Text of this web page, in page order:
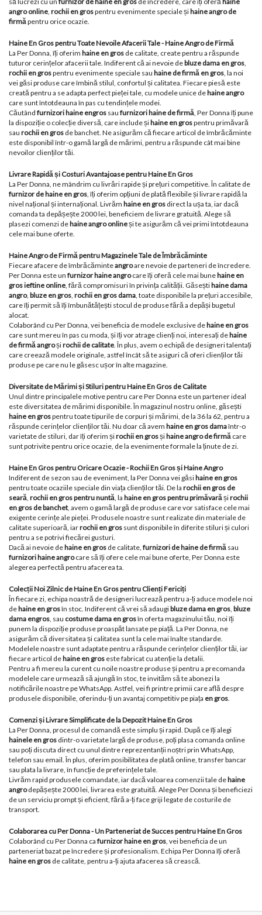
angro online, rochii en grospentru evenimente speciale și haine angro de
firmăpentru orice ocazie.
Haine En Gros pentru Toate Nevoile Afacerii Tale - Haine Angro de Firmă
La Per Donna, îți oferim haine en gros de calitate, create pentru a răspunde
tuturor cerințelor afacerii tale. Indiferent că ai nevoie de bluze dama en gros,
rochii en grospentru evenimente speciale sau haine de firmă en gros, la noi
vei găsi produse care îmbină stilul, confortul și calitatea. Fiecare piesă este
creată pentru a se adapta perfect pieței tale, cu modele unice de haine angro
care sunt întotdeauna în pas cu tendințele modei.
Căutând furnizori haine engros sau furnizori haine de firmă, Per Donna îți pune
la dispoziție o colecție diversă, care include și haine en grospentru primăvară
sau rochii en gros de banchet. Ne asigurăm că fiecare articol de îmbrăcăminte
este disponibil într-o gamă largă de mărimi, pentru a răspunde cât mai bine
nevoilor clienților tăi.
Livrare Rapidă și Costuri Avantajoase pentru Haine En Gros
La Per Donna, ne mândrim cu livrări rapide și prețuri competitive. În calitate de
furnizor de haine en gros, îți oferim opțiuni de plată flexibile și livrare rapidă la
nivel național și internațional. Livrăm haine en gros direct la ușa ta, iar dacă
comanda ta depășește 2000 lei, beneficiem de livrare gratuită. Alege să
plasezi comenzi de haine angro onlineși te asigurăm că vei primi întotdeauna
cele mai bune oferte.
Haine Angro de Firmă pentru Magazinele Tale de Îmbrăcăminte
Fiecare afacere de îmbrăcăminteangroare nevoie de parteneri de încredere.
Per Donna este un furnizor haine angrocare îți oferă cele mai bune haine en
gros ieftine online, fără compromisuri în privința calității. Găsești haine dama
angro, bluze en gros, rochii en gros dama, toate disponibile la prețuri accesibile,
care îți permit să îți îmbunătățești stocul de produse fără a depăși bugetul
alocat.
Colaborând cu Per Donna, vei beneficia de modele exclusive de haine en gros
care sunt mereu în pas cu moda, și îți vor atrage clienți noi, interesați de haine
de firmă angroșirochii de calitate. În plus, avem o echipă de designeri talentați
care creează modele originale, astfel încât să te asiguri că oferi clienților tăi
produse pe care nu le găsesc ușor în alte magazine.
Diversitate de Mărimi și Stiluri pentru Haine En Gros de Calitate
Unul dintre principalele motive pentru care Per Donna este un partener ideal
este diversitatea de mărimi disponibile. În magazinul nostru online, găsești
haine en grospentru toate tipurile de corpuri și mărimi, de la 36 la 62, pentru a
răspunde cerințelor clienților tăi. Nu doar că avem haine en gros damaîntr-o
varietate de stiluri, dar îți oferim șirochii en grosși haine angro de firmă care
sunt potrivite pentru orice ocazie, de la evenimente formale la ținute de zi.
Haine En Gros pentru Oricare Ocazie - Rochii En Gros și Haine Angro
Indiferent de sezon sau de eveniment, la Per Donna vei găsi haine en gros
pentru toate ocaziile speciale din viața clienților tăi. De la rochii en gros de
seară, rochii en gros pentru nuntă, la haine en gros pentru primăvarășirochii
en gros de banchet, avem o gamă largă de produse care vor satisface cele mai
exigente cerințe ale pieței. Produsele noastre sunt realizate din materiale de
calitate superioară, iarrochii en gros sunt disponibile în diferite stiluri și culori
pentru a se potrivi fiecărei gusturi.
Dacă ai nevoie de haine en gros de calitate, furnizori de haine de firmă sau
furnizori haine angrocare să îți ofere cele mai bune oferte, Per Donna este
alegerea perfectă pentru afacerea ta.
Colecții Noi Zilnic de Haine En Gros pentru Clienți Fericiți
În fiecare zi, echipa noastră de designeri lucrează pentru a-ți aduce modele noi
de haine en grosîn stoc. Indiferent că vrei să adaugi bluze dama en gros, bluze
dama engros, sau costume dama en grosîn oferta magazinului tău, noi îți
punem la dispoziție produse proaspăt lansate pe piață. La Per Donna, ne
asigurăm că diversitatea și calitatea sunt la cele mai înalte standarde.
Modelele noastre sunt adaptate pentru a răspunde cerințelor clienților tăi, iar
fiecare articol de haine en gros este fabricat cu atenție la detalii.
Pentru a fi mereu la curent cu noile noastre produse și pentru a precomanda
modelele care urmează să ajungă în stoc, te invităm să te abonezi la
notificările noastre pe WhatsApp. Astfel, vei fi printre primii care află despre
produsele disponibile, oferindu-ți un avantaj competitiv pe piața en gros.
Comenzi și Livrare Simplificate de la Depozit Haine En Gros
La Per Donna, procesul de comandă este simplu și rapid. După ce îți alegi
hainele en gros dintr-o varietate largă de produse, poți plasa comanda online
sau poți discuta direct cu unul dintre reprezentanții noștri prin WhatsApp,
telefon sau email. În plus, oferim posibilitatea de plată online, transfer bancar
sau plata la livrare, în funcție de preferințele tale.
Livrăm rapid produsele comandate, iar dacă valoarea comenzii tale de haine
angrodepășește 2000 lei, livrarea este gratuită. Alege Per Donna și beneficiezi
de un serviciu prompt și eficient, fără a-ți face griji legate de costurile de
transport.
Colaborarea cu Per Donna - Un Parteneriat de Succes pentru Haine En Gros
Colaborând cu Per Donna ca furnizor haine en gros, vei beneficia de un
parteneriat bazat pe încredere și profesionalism. Echipa Per Donna îți oferă
haine en gros de calitate, pentru a-ți ajuta afacerea să crească.